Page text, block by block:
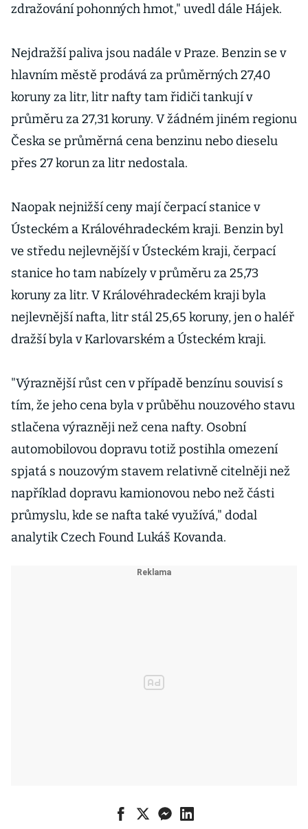
zdražování pohonných hmot," uvedl dále Hájek.
Nejdražší paliva jsou nadále v Praze. Benzin se v
hlavním městě prodává za průměrných 27,40
koruny za litr, litr nafty tam řidiči tankují v
průměru za 27,31 koruny. V žádném jiném regionu
Česka se průměrná cena benzinu nebo dieselu
přes 27 korun za litr nedostala.
Naopak nejnižší ceny mají čerpací stanice v
Ústeckém a Královéhradeckém kraji. Benzin byl
ve středu nejlevnější v Ústeckém kraji, čerpací
stanice ho tam nabízely v průměru za 25,73
koruny za litr. V Královéhradeckém kraji byla
nejlevnější nafta, litr stál 25,65 koruny, jen o haléř
dražší byla v Karlovarském a Ústeckém kraji.
"Výraznější růst cen v případě benzínu souvisí s
tím, že jeho cena byla v průběhu nouzového stavu
stlačena výrazněji než cena nafty. Osobní
automobilovou dopravu totiž postihla omezení
spjatá s nouzovým stavem relativně citelněji než
například dopravu kamionovou nebo než části
průmyslu, kde se nafta také využívá," dodal
analytik Czech Found Lukáš Kovanda.